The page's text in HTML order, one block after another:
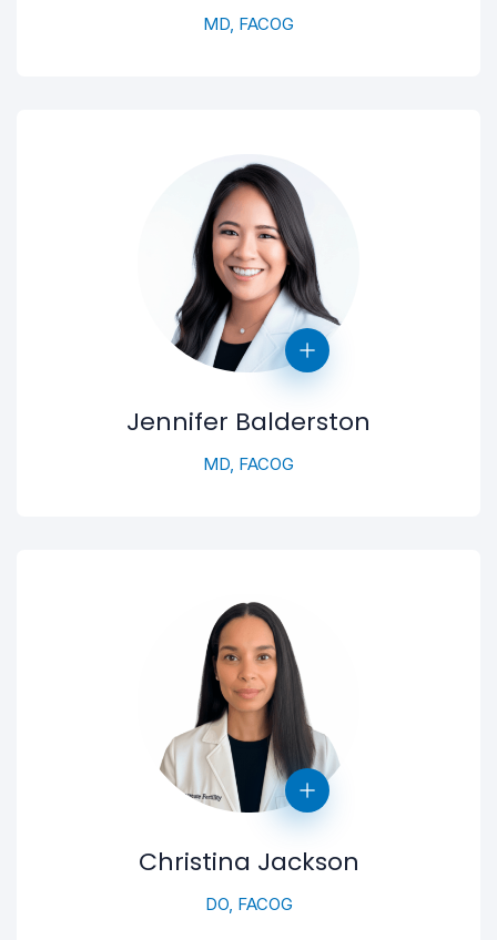
MD, FACOG
Jennifer Balderston
MD, FACOG
Christina Jackson
DO, FACOG